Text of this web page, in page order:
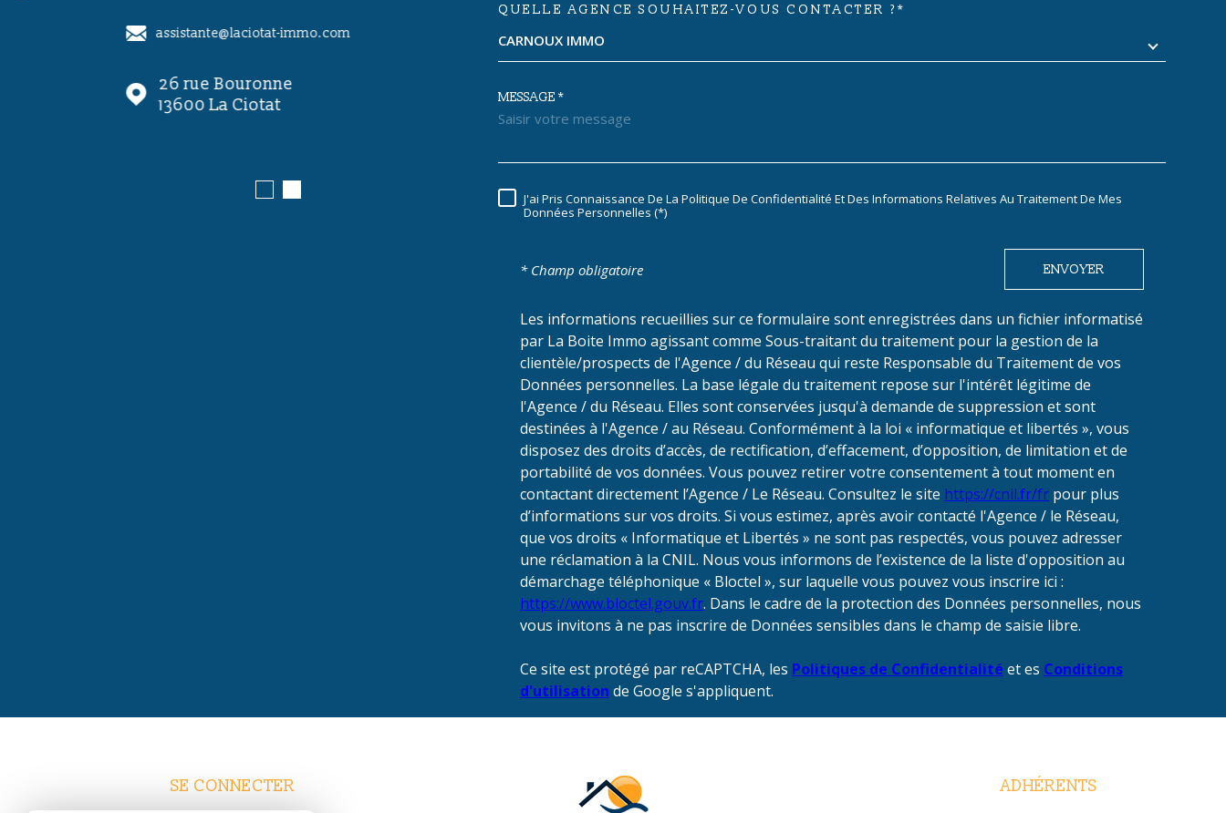
assistante@laciotat-immo.com
26 rue Bouronne
13600 La Ciotat
assistante@carnoux-immobilier.com
13470 Carnoux-En-Provence
TRAD_MELTEM_VOREDEMANDE
QUELLE AGENCE SOUHAITEZ-VOUS CONTACTER ?*
CARNOUX IMMO
MESSAGE *
RÈGLEMENTATION
J'ai Pris Connaissance De La Politique De Confidentialité Et Des Informations Relatives Au Traitement De Mes
Données Personnelles (*)
* Champ obligatoire ENVOYER
Les informations recueillies sur ce formulaire sont enregistrées dans un fichier informatisé
par La Boite Immo agissant comme Sous-traitant du traitement pour la gestion de la
clientèle/prospects de l'Agence / du Réseau qui reste Responsable du Traitement de vos
Données personnelles. La base légale du traitement repose sur l'intérêt légitime de
l'Agence / du Réseau. Elles sont conservées jusqu'à demande de suppression et sont
destinées à l'Agence / au Réseau. Conformément à la loi « informatique et libertés », vous
disposez des droits d’accès, de rectification, d’effacement, d’opposition, de limitation et de
portabilité de vos données. Vous pouvez retirer votre consentement à tout moment en
contactant directement l’Agence / Le Réseau. Consultez le site https://cnil.fr/fr pour plus
d’informations sur vos droits. Si vous estimez, après avoir contacté l'Agence / le Réseau,
que vos droits « Informatique et Libertés » ne sont pas respectés, vous pouvez adresser
une réclamation à la CNIL. Nous vous informons de l’existence de la liste d'opposition au
démarchage téléphonique « Bloctel », sur laquelle vous pouvez vous inscrire ici :
https://www.bloctel.gouv.fr. Dans le cadre de la protection des Données personnelles, nous
vous invitons à ne pas inscrire de Données sensibles dans le champ de saisie libre.
Ce site est protégé par reCAPTCHA, les Politiques de Confidentialité et es Conditions
d'utilisation de Google s'appliquent.
SE CONNECTER ADHÉRENTS